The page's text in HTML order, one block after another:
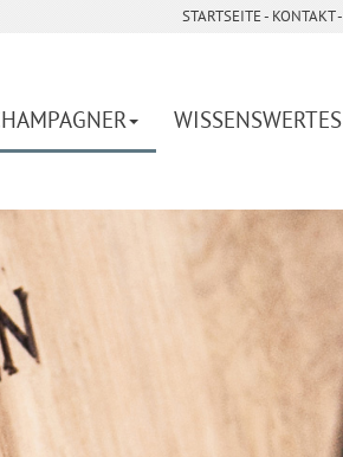
STARTSEITE- ­ KONTAKT- ­
WISSENSWERTES